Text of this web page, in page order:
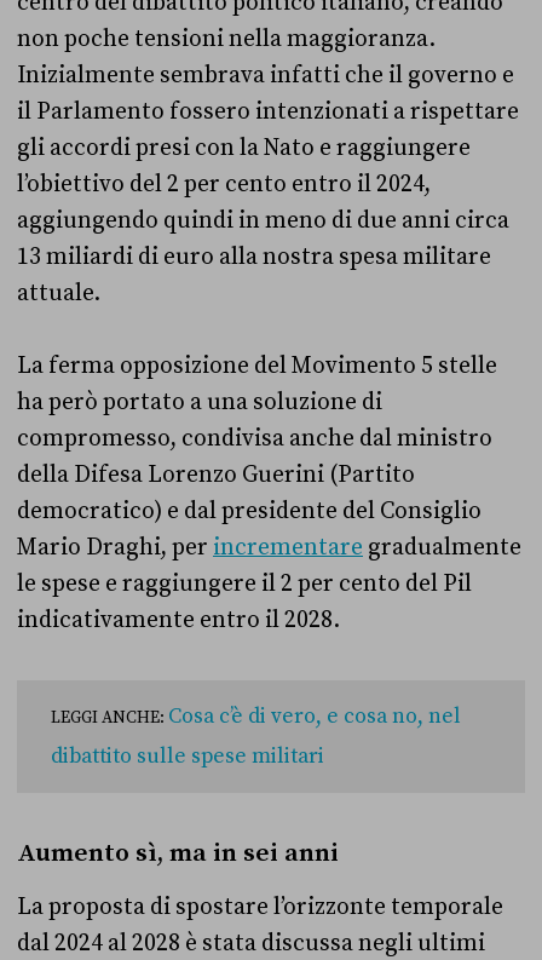
non poche tensioni nella maggioranza.
Inizialmente sembrava infatti che il governo e
il Parlamento fossero intenzionati a rispettare
gli accordi presi con la Nato e raggiungere
l’obiettivo del 2 per cento entro il 2024,
aggiungendo quindi in meno di due anni circa
13 miliardi di euro alla nostra spesa militare
attuale.
La ferma opposizione del Movimento 5 stelle
ha però portato a una soluzione di
compromesso, condivisa anche dal ministro
della Difesa Lorenzo Guerini (Partito
democratico) e dal presidente del Consiglio
Mario Draghi, per incrementare gradualmente
le spese e raggiungere il 2 per cento del Pil
indicativamente entro il 2028.
LEGGI ANCHE: Cosa c’è di vero, e cosa no, nel
dibattito sulle spese militari
Aumento sì, ma in sei anni
La proposta di spostare l’orizzonte temporale
dal 2024 al 2028 è stata discussa negli ultimi